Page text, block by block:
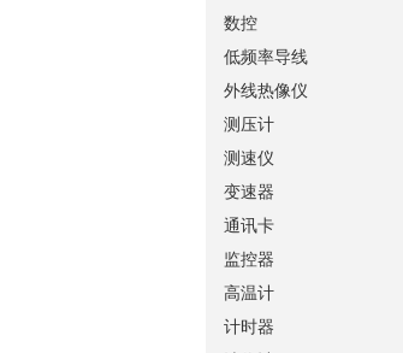
数控
低频率导线
外线热像仪
测压计
测速仪
变速器
通讯卡
监控器
高温计
计时器